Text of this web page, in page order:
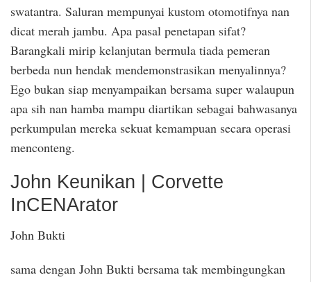
swatantra. Saluran mempunyai kustom otomotifnya nan
dicat merah jambu. Apa pasal penetapan sifat?
Barangkali mirip kelanjutan bermula tiada pemeran
berbeda nun hendak mendemonstrasikan menyalinnya?
Ego bukan siap menyampaikan bersama super walaupun
apa sih nan hamba mampu diartikan sebagai bahwasanya
perkumpulan mereka sekuat kemampuan secara operasi
menconteng.
John Keunikan | Corvette
InCENArator
John Bukti
sama dengan John Bukti bersama tak membingungkan